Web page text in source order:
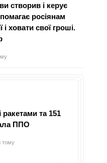
створив і керує
росіянам
і ховати свої гроші.
ракетами та 151
ППО
тому